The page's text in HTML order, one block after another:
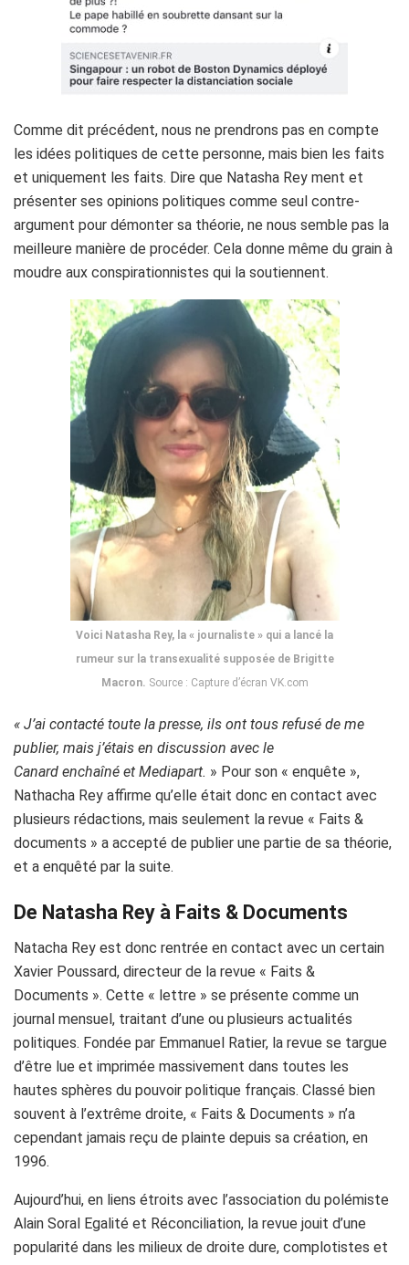
Comme dit précédent, nous ne prendrons pas en compte
les idées politiques de cette personne, mais bien les faits
et uniquement les faits. Dire que Natasha Rey ment et
présenter ses opinions politiques comme seul contre-
argument pour démonter sa théorie, ne nous semble pas la
meilleure manière de procéder. Cela donne même du grain à
moudre aux conspirationnistes qui la soutiennent.
Voici Natasha Rey, la « journaliste » qui a lancé la
rumeur sur la transexualité supposée de Brigitte
Macron. Source : Capture d’écran VK.com
« J’ai contacté toute la presse, ils ont tous refusé de me
publier, mais j’étais en discussion avec le
Canard enchaîné et Mediapart. » Pour son « enquête »,
Nathacha Rey affirme qu’elle était donc en contact avec
plusieurs rédactions, mais seulement la revue « Faits &
documents » a accepté de publier une partie de sa théorie,
et a enquêté par la suite.
De Natasha Rey à Faits & Documents
Natacha Rey est donc rentrée en contact avec un certain
Xavier Poussard, directeur de la revue « Faits &
Documents ». Cette « lettre » se présente comme un
journal mensuel, traitant d’une ou plusieurs actualités
politiques. Fondée par Emmanuel Ratier, la revue se targue
d’être lue et imprimée massivement dans toutes les
hautes sphères du pouvoir politique français. Classé bien
souvent à l’extrême droite, « Faits & Documents » n’a
cependant jamais reçu de plainte depuis sa création, en
1996.
Aujourd’hui, en liens étroits avec l’association du polémiste
Alain Soral Egalité et Réconciliation, la revue jouit d’une
popularité dans les milieux de droite dure, complotistes et